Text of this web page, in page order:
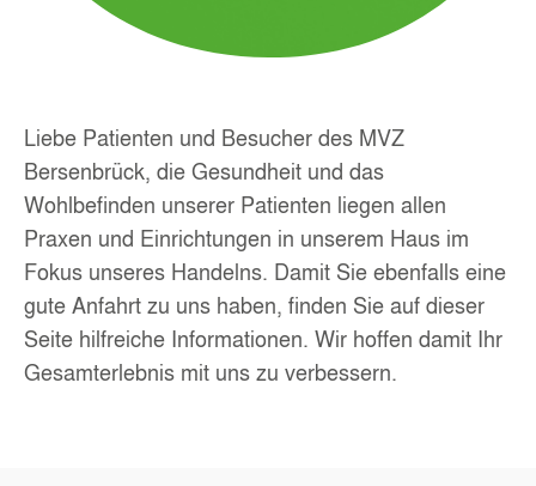
Liebe Patienten und Besucher des MVZ
Bersenbrück, die Gesundheit und das
Wohlbefinden unserer Patienten liegen allen
Praxen und Einrichtungen in unserem Haus im
Fokus unseres Handelns. Damit Sie ebenfalls eine
gute Anfahrt zu uns haben, finden Sie auf dieser
Seite hilfreiche Informationen. Wir hoffen damit Ihr
Gesamterlebnis mit uns zu verbessern.